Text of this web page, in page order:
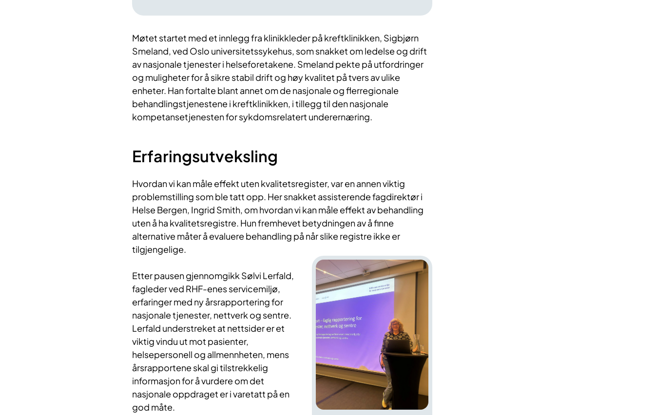
Møtet startet med et innlegg fra klinikkleder på kreftklinikken, Sigbjørn
Smeland, ved Oslo universitetssykehus, som snakket om ledelse og drift
av nasjonale tjenester i helseforetakene. Smeland pekte på utfordringer
og muligheter for å sikre stabil drift og høy kvalitet på tvers av ulike
enheter. Han fortalte blant annet om de nasjonale og flerregionale
behandlingstjenestene i kreftklinikken, i tillegg til den nasjonale
kompetansetjenesten for sykdomsrelatert underernæring.
Erfaringsutveksling
Hvordan vi kan måle effekt uten kvalitetsregister, var en annen viktig
problemstilling som ble tatt opp. Her snakket assisterende fagdirektør i
Helse Bergen, Ingrid Smith, om hvordan vi kan måle effekt av behandling
uten å ha kvalitetsregistre. Hun fremhevet betydningen av å finne
alternative måter å evaluere behandling på når slike registre ikke er
tilgjengelige.
Etter pausen gjennomgikk Sølvi Lerfald,
fagleder ved RHF-enes servicemiljø,
erfaringer med ny årsrapportering for
nasjonale tjenester, nettverk og sentre.
Lerfald understreket at nettsider er et
viktig vindu ut mot pasienter,
helsepersonell og allmennheten, mens
årsrapportene skal gi tilstrekkelig
informasjon for å vurdere om det
nasjonale oppdraget er i varetatt på en
god måte.